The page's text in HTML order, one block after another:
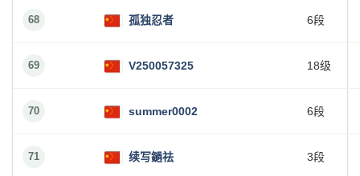
68 孤独忍者 6段
69 V250057325 18级
70 summer0002 6段
71 续写鐹祛 3段